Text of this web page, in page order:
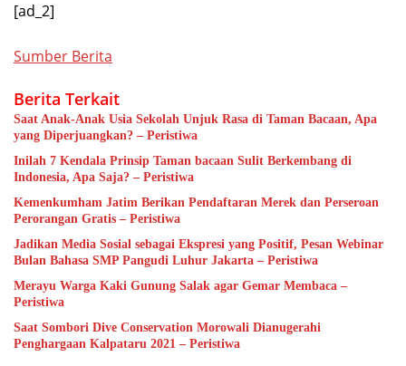
[ad_2]
Sumber Berita
Berita Terkait
Saat Anak-Anak Usia Sekolah Unjuk Rasa di Taman Bacaan, Apa
yang Diperjuangkan? – Peristiwa
Inilah 7 Kendala Prinsip Taman bacaan Sulit Berkembang di
Indonesia, Apa Saja? – Peristiwa
Kemenkumham Jatim Berikan Pendaftaran Merek dan Perseroan
Perorangan Gratis – Peristiwa
Jadikan Media Sosial sebagai Ekspresi yang Positif, Pesan Webinar
Bulan Bahasa SMP Pangudi Luhur Jakarta – Peristiwa
Merayu Warga Kaki Gunung Salak agar Gemar Membaca –
Peristiwa
Saat Sombori Dive Conservation Morowali Dianugerahi
Penghargaan Kalpataru 2021 – Peristiwa